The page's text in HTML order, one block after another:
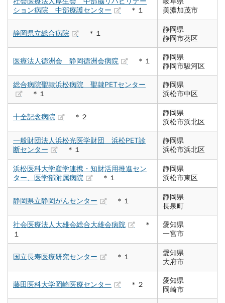
ション病院 中部療護センター
＊１
美濃加茂市
静岡県立総合病院 ＊１
静岡県
静岡市葵区
医療法人徳洲会 静岡徳洲会病院 ＊１
静岡県
静岡市駿河区
総合病院聖隷浜松病院 聖隷PETセンター
＊１
静岡県
浜松市中区
十全記念病院 ＊２
静岡県
浜松市浜北区
一般財団法人浜松光医学財団 浜松PET診
断センター
＊１
静岡県
浜松市浜北区
浜松医科大学産学連携・知財活用推進セン
ター、医学部附属病院
＊１
静岡県
浜松市東区
静岡県立静岡がんセンター ＊１
静岡県
長泉町
社会医療法人大雄会総合大雄会病院
＊
１
愛知県
一宮市
国立長寿医療研究センター ＊１
愛知県
大府市
藤田医科大学岡崎医療センター ＊２
愛知県
岡崎市